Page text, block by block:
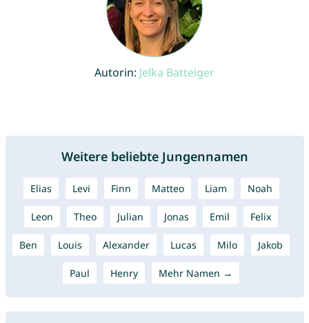
Autorin: Jelka Batteiger
Weitere beliebte Jungennamen
Elias Levi Finn Matteo Liam Noah
Leon Theo Julian Jonas Emil Felix
Ben Louis Alexander Lucas Milo Jakob
Paul Henry Mehr Namen →